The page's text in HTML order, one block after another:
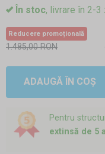
În stoc, livrare în 2-3
Reducere promoțională
1.485,00 RON
ADAUGĂ ÎN COȘ
Pentru
extinsă de 5